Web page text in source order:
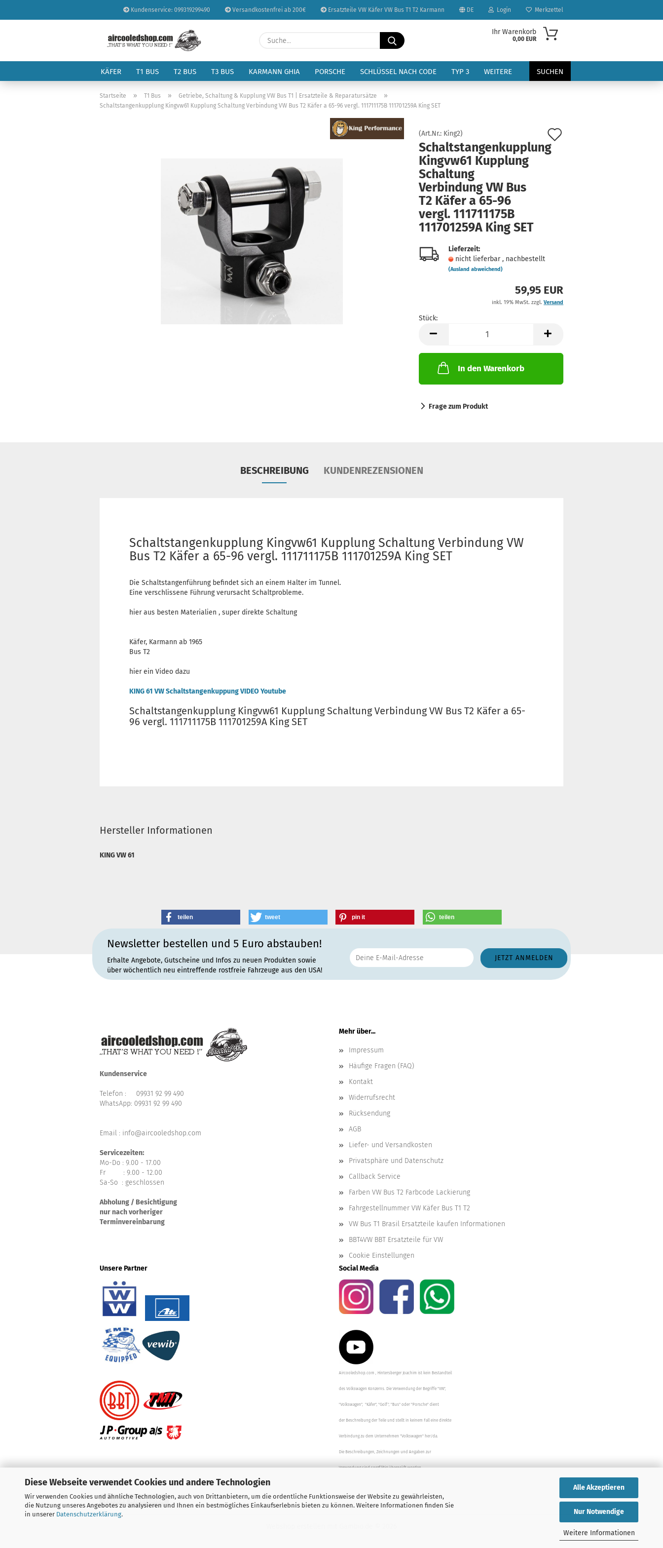
Diese Webseite verwendet Cookies und andere Technologien
Wir verwenden Cookies und ähnliche Technologien, auch von Drittanbietern, um die ordentliche Funktionsweise der Website zu gewährleisten,
die Nutzung unseres Angebotes zu analysieren und Ihnen ein bestmögliches Einkaufserlebnis bieten zu können. Weitere Informationen finden Sie
in unserer Datenschutzerklärung.
Alle Akzeptieren
Nur Notwendige
Weitere Informationen
Kundenservice: 099319299490 Versandkostenfrei ab 200€ Ersatzteile VW Käfer VW Bus T1 T2 Karmann DE
Sprache auswählen
Lieferland
Login
Konto erstellen
Passwort vergessen?
Merkzettel
Suche...
Ihr Warenkorb
0,00 EUR
KÄFER T1 BUS T2 BUS T3 BUS KARMANN GHIA PORSCHE SCHLÜSSEL NACH CODE TYP 3 SUCHEN
WEITERE
Startseite » T1 Bus » Getriebe, Schaltung & Kupplung VW Bus T1 | Ersatzteile & Reparatursätze »
Schaltstangenkupplung Kingvw61 Kupplung Schaltung Verbindung VW Bus T2 Käfer a 65-96 vergl. 111711175B 111701259A King SET
(Art.Nr.: King2)
Schaltstangenkupplung
Kingvw61 Kupplung
Schaltung
Verbindung VW Bus
T2 Käfer a 65-96
vergl. 111711175B
111701259A King SET
Lieferzeit:
nicht lieferbar , nachbestellt
(Ausland abweichend)
59,95 EUR
inkl. 19% MwSt. zzgl. Versand
Stück:
Stück
In den Warenkorb
Frage zum Produkt
BESCHREIBUNG KUNDENREZENSIONEN
Schaltstangenkupplung Kingvw61 Kupplung Schaltung Verbindung VW
Bus T2 Käfer a 65-96 vergl. 111711175B 111701259A King SET
Die Schaltstangenführung befindet sich an einem Halter im Tunnel.
Eine verschlissene Führung verursacht Schaltprobleme.
hier aus besten Materialien , super direkte Schaltung
Käfer, Karmann ab 1965
Bus T2
hier ein Video dazu
KING 61 VW Schaltstangenkuppung VIDEO Youtube
Schaltstangenkupplung Kingvw61 Kupplung Schaltung Verbindung VW Bus T2 Käfer a 65-
96 vergl. 111711175B 111701259A King SET
Hersteller Informationen
KING VW 61
teilen tweet pin it teilen
Newsletter bestellen und 5 Euro abstauben!
Erhalte Angebote, Gutscheine und Infos zu neuen Produkten sowie
über wöchentlich neu eintreffende rostfreie Fahrzeuge aus den USA!
Kundenservice
Telefon : 09931 92 99 490
WhatsApp: 09931 92 99 490
Email : info@aircooledshop.com
Servicezeiten:
Mo-Do : 9.00 - 17.00
Fr : 9.00 - 12.00
Sa-So : geschlossen
Abholung / Besichtigung
nur nach vorheriger
Terminvereinbarung
Mehr über...
Impressum
Häufige Fragen (FAQ)
Kontakt
Widerrufsrecht
Rücksendung
AGB
Liefer- und Versandkosten
Privatsphäre und Datenschutz
Callback Service
Farben VW Bus T2 Farbcode Lackierung
Fahrgestellnummer VW Käfer Bus T1 T2
VW Bus T1 Brasil Ersatzteile kaufen Informationen
BBT4VW BBT Ersatzteile für VW
Cookie Einstellungen
Unsere Partner
Social Media
Aircooledshop.com , Hintersberger Joachim ist kein Bestandteil
des Volkswagen Konzerns. Die Verwendung der Begriffe "VW",
"Volkswagen", "Käfer", "Golf", "Bus" oder "Porsche" dient
der Beschreibung der Teile und stellt in keinem Fall eine direkte
Verbindung zu dem Unternehmen "Volkswagen" her/da.
Die Beschreibungen, Zeichnungen und Angaben zur
Verwendung sind sorgfältig überprüft worden.
Vertrag widerrufen